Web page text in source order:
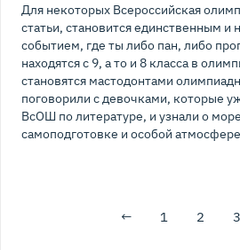
Для некоторых Всероссийская
статьи, становится единственным
событием, где ты либо пан, либо
находятся с 9, а то и 8 класса в
становятся мастодонтами
поговорили с девочками, которые
ВсОШ по литературе, и узнали о
самоподготовке и особой
← 1 2 3